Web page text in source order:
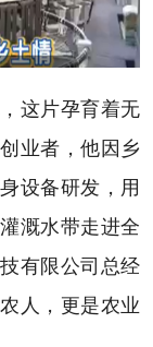
这片孕育着无
业者，他因乡
设备研发，用
溉水带走进全
有限公司总经
人，更是农业